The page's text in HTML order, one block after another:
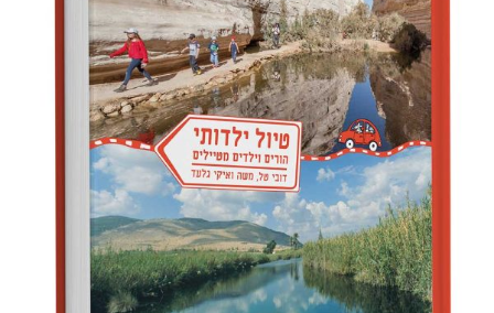
הורים וילדים מטיילים – ״טיול
ילדותי״
הורים וילדים מטיילים ״טיול ילדותי״ אלו הרגעים היפים בחיינו מאת:
מערכת אלבטרוס חיכינו להם זמן רב. חלמנו עליהם. סוף סוף
קרא עוד ←